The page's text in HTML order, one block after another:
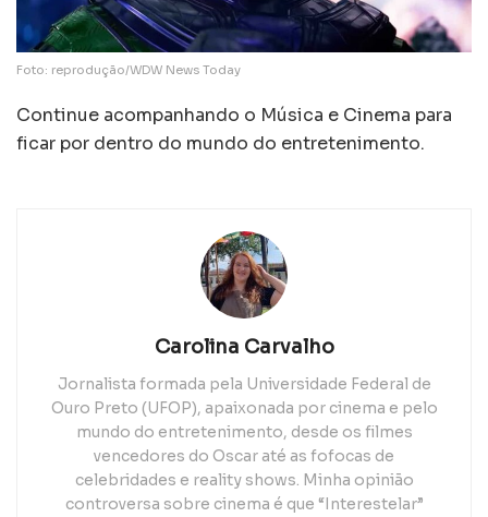
Foto: reprodução/WDW News Today
Continue acompanhando o Música e Cinema para
ficar por dentro do mundo do entretenimento.
Carolina Carvalho
Jornalista formada pela Universidade Federal de
Ouro Preto (UFOP), apaixonada por cinema e pelo
mundo do entretenimento, desde os filmes
vencedores do Oscar até as fofocas de
celebridades e reality shows. Minha opinião
controversa sobre cinema é que “Interestelar”